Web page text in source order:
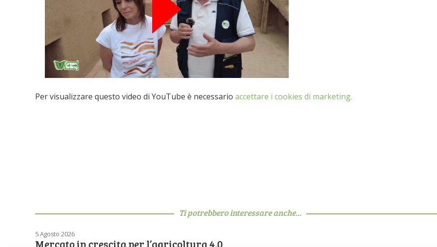
Per visualizzare questo video di YouTube è necessario accettare i cookies di marketing.
Ti potrebbero interessare anche...
5 Agosto 2026
Mercato in crescita per l’agricoltura 4.0